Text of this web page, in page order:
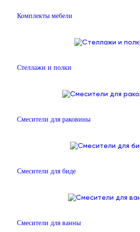
Комплекты мебели
Стеллажи и полки
Смесители для раковины
Смесители для биде
Смесители для ванны